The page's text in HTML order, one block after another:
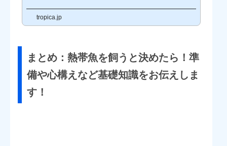
tropica.jp
まとめ：熱帯魚を飼うと決めたら！準
備や心構えなど基礎知識をお伝えしま
す！